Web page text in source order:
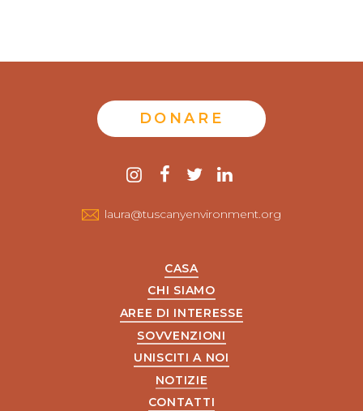
DONARE
instagram
Facebook
twitter
laura@tuscanyenvironment.org
CASA
CHI SIAMO
AREE DI INTERESSE
SOVVENZIONI
UNISCITI A NOI
NOTIZIE
CONTATTI